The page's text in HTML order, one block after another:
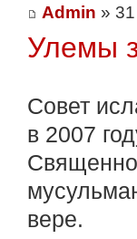
Admin »
Улемы
Совет
в 2007
вере.